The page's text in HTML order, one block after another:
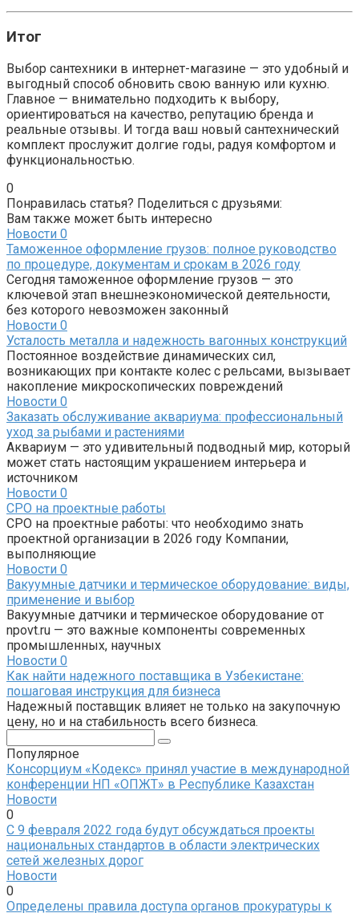
Итог
Выбор сантехники в интернет-магазине — это удобный и
выгодный способ обновить свою ванную или кухню.
Главное — внимательно подходить к выбору,
ориентироваться на качество, репутацию бренда и
реальные отзывы. И тогда ваш новый сантехнический
комплект прослужит долгие годы, радуя комфортом и
функциональностью.
0
Понравилась статья? Поделиться с друзьями:
Вам также может быть интересно
Новости 0
Таможенное оформление грузов: полное руководство
по процедуре, документам и срокам в 2026 году
Сегодня таможенное оформление грузов — это
ключевой этап внешнеэкономической деятельности,
без которого невозможен законный
Новости 0
Усталость металла и надежность вагонных конструкций
Постоянное воздействие динамических сил,
возникающих при контакте колес с рельсами, вызывает
накопление микроскопических повреждений
Новости 0
Заказать обслуживание аквариума: профессиональный
уход за рыбами и растениями
Аквариум — это удивительный подводный мир, который
может стать настоящим украшением интерьера и
источником
Новости 0
СРО на проектные работы
СРО на проектные работы: что необходимо знать
проектной организации в 2026 году Компании,
выполняющие
Новости 0
Вакуумные датчики и термическое оборудование: виды,
применение и выбор
Вакуумные датчики и термическое оборудование от
npovt.ru — это важные компоненты современных
промышленных, научных
Новости 0
Как найти надежного поставщика в Узбекистане:
пошаговая инструкция для бизнеса
Надежный поставщик влияет не только на закупочную
цену, но и на стабильность всего бизнеса.
Популярное
Консорциум «Кодекс» принял участие в международной
конференции НП «ОПЖТ» в Республике Казахстан
Новости
0
С 9 февраля 2022 года будут обсуждаться проекты
национальных стандартов в области электрических
сетей железных дорог
Новости
0
Определены правила доступа органов прокуратуры к